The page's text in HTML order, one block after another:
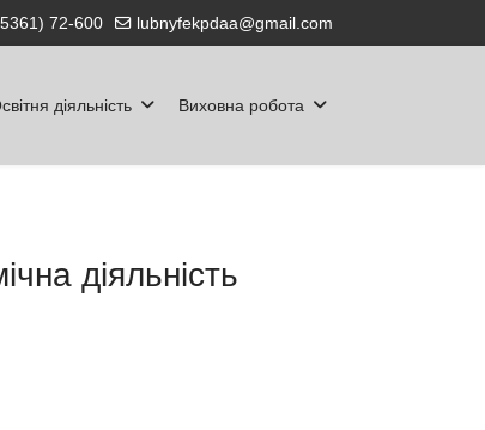
72-600 lubnyfekpdaa@gmail.com
діяльність Виховна робота
діяльність